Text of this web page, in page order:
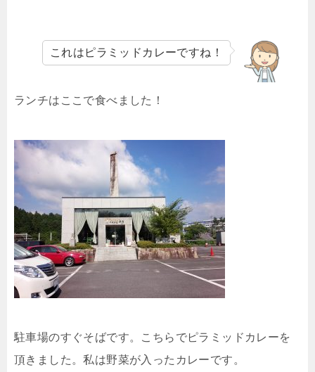
これはピラミッドカレーですね！
ランチはここで食べました！
駐車場のすぐそばです。こちらでピラミッドカレーを
頂きました。私は野菜が入ったカレーです。